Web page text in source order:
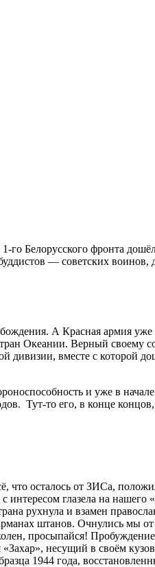
го Белорусского фронта
— советских
А Красная армия уже
Океании. Верный своему
вместе с которой
и уже в начале
Тут-то его, в конце
осталось от ЗИСа,
глазела на нашего
рухнула и взамен
штанов. Очнулись мы
просыпайся!
несущий в своём
1944 года,